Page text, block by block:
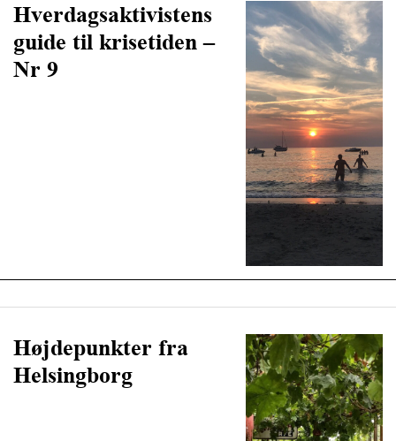
Hverdagsaktivistens
guide til krisetiden –
Nr 9
Højdepunkter fra
Helsingborg